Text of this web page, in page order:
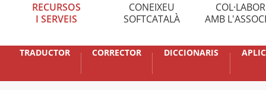
RECURSOS
I SERVEIS
CONEIXEU
SOFTCATALÀ
AMB
TRADUCTOR CORRECTOR DICCIONARIS